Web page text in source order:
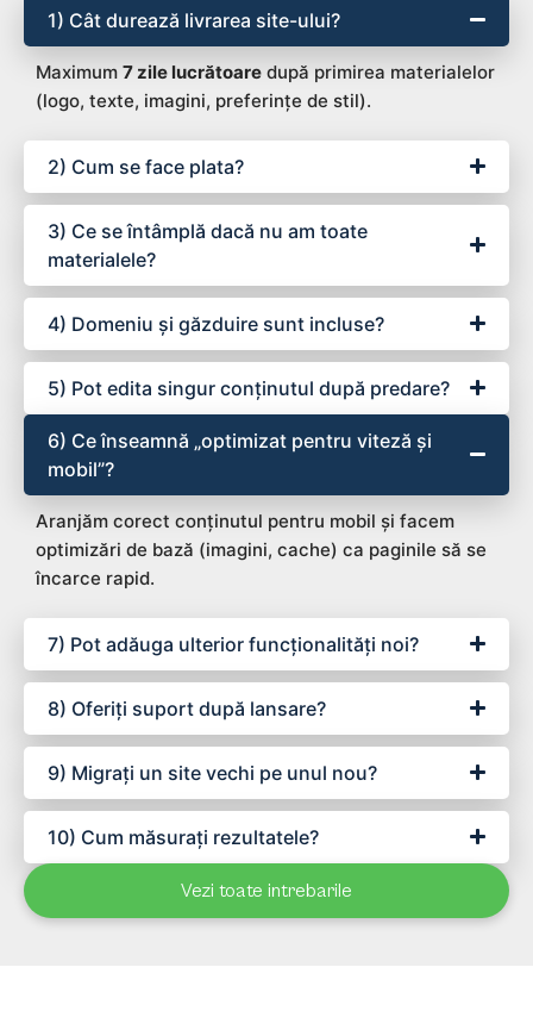
1) Cât durează livrarea site-ului?
Maximum 7 zile lucrătoare după primirea materialelor
(logo, texte, imagini, preferințe de stil).
2) Cum se face plata?
3) Ce se întâmplă dacă nu am toate
materialele?
4) Domeniu și găzduire sunt incluse?
5) Pot edita singur conținutul după predare?
6) Ce înseamnă „optimizat pentru viteză și
mobil”?
Aranjăm corect conținutul pentru mobil și facem
optimizări de bază (imagini, cache) ca paginile să se
încarce rapid.
7) Pot adăuga ulterior funcționalități noi?
8) Oferiți suport după lansare?
9) Migrați un site vechi pe unul nou?
10) Cum măsurați rezultatele?
Vezi toate intrebarile